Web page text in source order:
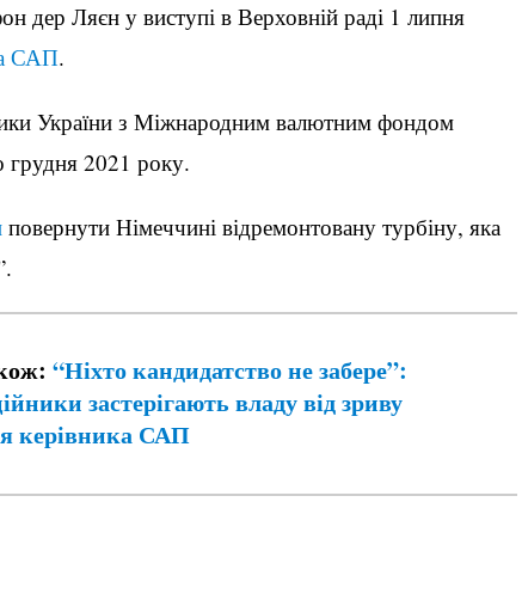
дер Ляєн у виступі в Верховній раді 1 липня
САП.
України з Міжнародним валютним фондом
грудня 2021 року.
повернути Німеччині відремонтовану турбіну, яка
“Ніхто кандидатство не забере”:
застерігають владу від зриву
керівника САП